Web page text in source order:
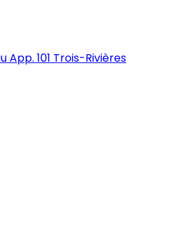
App. 101 Trois-Rivières